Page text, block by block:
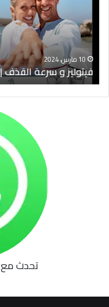
المنتج
الأصلي
10 مارس، 2024
فيتوليز و سرعة القذف
تحدث مع